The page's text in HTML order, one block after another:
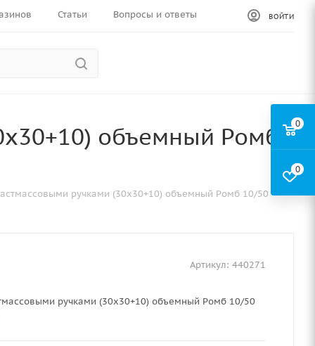
Статьи Вопросы и ответы ВОЙТИ
объемный Ромб
ручками (30х30+10) объемный Ромб 10/50
Артикул: 440271
ручками (30х30+10) объемный Ромб 10/50
0
0